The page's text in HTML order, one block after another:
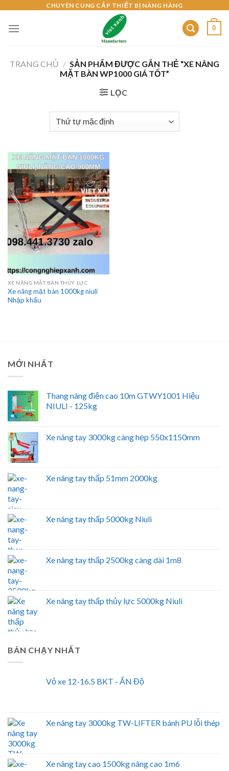
content
CHUYÊN CUNG CẤP THIẾT BỊ NÂNG HÀNG
0
TRANG CHỦ / SẢN PHẨM ĐƯỢC GẮN THẺ “XE NÂNG
MẶT BÀN WP1000 GIÁ TỐT”
LỌC
XE NÂNG MẶT BÀN THỦY LỰC
Xe nâng mặt bàn 1000kg niuli
Nhập khẩu
MỚI NHẤT
Thang nâng điện cao 10m GTWY1001 Hiệu
NIULI - 125kg
Xe nâng tay 3000kg càng hẹp 550x1150mm
Xe nâng tay thấp 51mm 2000kg
Xe nâng tay thấp 5000kg Niuli
Xe nâng tay thấp 2500kg càng dài 1m8
Xe nâng tay thấp thủy lực 5000kg Niuli
BÁN CHẠY NHẤT
Vỏ xe 12-16.5 BKT - ẤN Độ
Xe nâng tay 3000kg TW-LIFTER bánh PU lỗi thép
Xe nâng tay cao 1500kg nâng cao 1m6